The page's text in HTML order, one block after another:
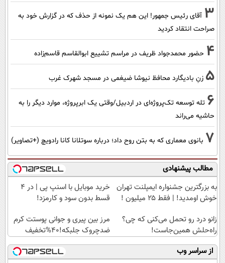
3 آقای رئیس جمهور! این هم یک نمونه از حذف که در گزارش خود به
صراحت انتقاد کردید
4 حضور محمدجواد ظریف در مراسم تشییع ابوالقاسم قاسم‌زاده
5 زنِ بادیگارد محافظ نیوشا ضیغمی در مسجد شهرک غرب
6 تله توسعه تک‌پروژه‌ای در اردبیل/وقتی یک ابرپروژه، موارد دیگر را به
حاشیه می‌راند
7 بانوی معماری که به بتن روح داد؛ درباره سوتلانا کانا رادویچ (+تصاویر)
مطالب پیشنهادی
به بزرگترین جشنواره ایمپلنت تهران
خوش اومدید! | فقط ۲۵ میلیون !
خرید موبایل با اسنپ پی | در ۴
قسط بدون سود و کارمزد!
زانو درد رو تحمل می‌کنی که چی؟
راه‌حلش همین‌جاست!
مرز بین پیری و جوانی پوستت کرم
ضدچروک جلبکه!40%تخفیف
از سراسر وب